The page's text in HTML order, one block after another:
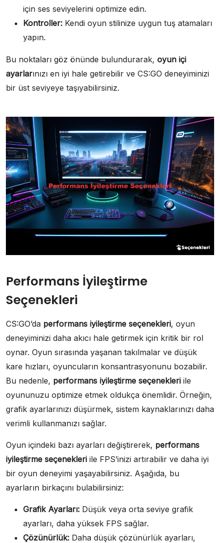
için ses seviyelerini optimize edin.
Kontroller: Kendi oyun stilinize uygun tuş atamaları
yapın.
Bu noktaları göz önünde bulundurarak, oyun içi
ayarlarınızı en iyi hale getirebilir ve CS:GO deneyiminizi
bir üst seviyeye taşıyabilirsiniz.
Performans İyileştirme
Seçenekleri
CS:GO’da performans iyileştirme seçenekleri, oyun
deneyiminizi daha akıcı hale getirmek için kritik bir rol
oynar. Oyun sırasında yaşanan takılmalar ve düşük
kare hızları, oyuncuların konsantrasyonunu bozabilir.
Bu nedenle, performans iyileştirme seçenekleri ile
oyununuzu optimize etmek oldukça önemlidir. Örneğin,
grafik ayarlarınızı düşürmek, sistem kaynaklarınızı daha
verimli kullanmanızı sağlar.
Oyun içindeki bazı ayarları değiştirerek, performans
iyileştirme seçenekleri ile FPS’inizi artırabilir ve daha iyi
bir oyun deneyimi yaşayabilirsiniz. Aşağıda, bu
ayarların birkaçını bulabilirsiniz:
Grafik Ayarları: Düşük veya orta seviye grafik
ayarları, daha yüksek FPS sağlar.
Çözünürlük: Daha düşük çözünürlük ayarları,